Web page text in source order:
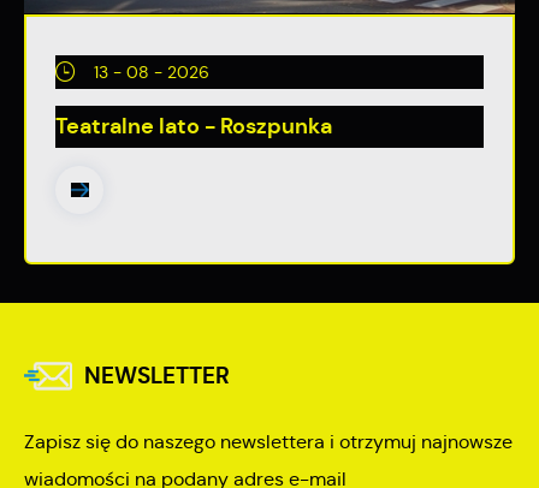
13 - 08 - 2026
Teatralne lato - Roszpunka
NEWSLETTER
Zapisz się do naszego newslettera i otrzymuj najnowsze
wiadomości na podany adres e-mail